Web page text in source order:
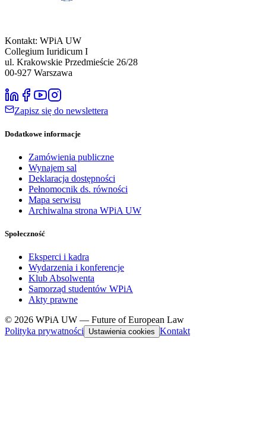
Kontakt: WPiA UW
Collegium Iuridicum I
ul. Krakowskie Przedmieście 26/28
00-927 Warszawa
Zapisz się do newslettera
Dodatkowe informacje
Zamówienia publiczne
Wynajem sal
Deklaracja dostępności
Pełnomocnik ds. równości
Mapa serwisu
Archiwalna strona WPiA UW
Społeczność
Eksperci i kadra
Wydarzenia i konferencje
Klub Absolwenta
Samorząd studentów WPiA
Akty prawne
© 2026 WPiA UW — Future of European Law
Polityka prywatności Ustawienia cookies Kontakt